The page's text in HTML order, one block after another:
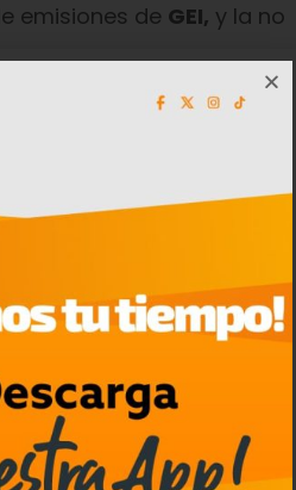
emisiones de GEI, y la no
el apoyo de la
proyectos que
la academia se pueden
mineros.
que someterse todas las
ambiental
una ley o decreto
y políticas que
los esfuerzos de las